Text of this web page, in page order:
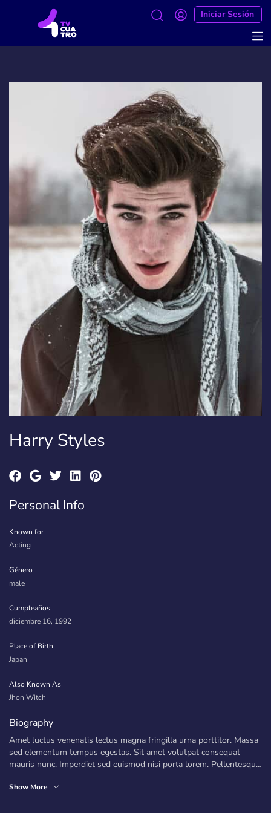
Iniciar Sesión
Harry Styles
Personal Info
Known for
Acting
Género
male
Cumpleaños
diciembre 16, 1992
Place of Birth
Japan
Also Known As
Jhon Witch
Biography
Amet luctus venenatis lectus magna fringilla urna porttitor. Massa
sed elementum tempus egestas. Sit amet volutpat consequat
mauris nunc. Imperdiet sed euismod nisi porta lorem. Pellentesque
pulvinar mattis nunc. Sed elementum tempus egestas sed sed
Amet luctus venenatis lectus magna fringilla urna porttitor. Massa
Show More